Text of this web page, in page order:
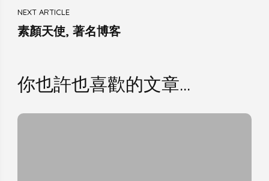
NEXT ARTICLE
素顏天使, 著名博客
你也許也喜歡的文章...